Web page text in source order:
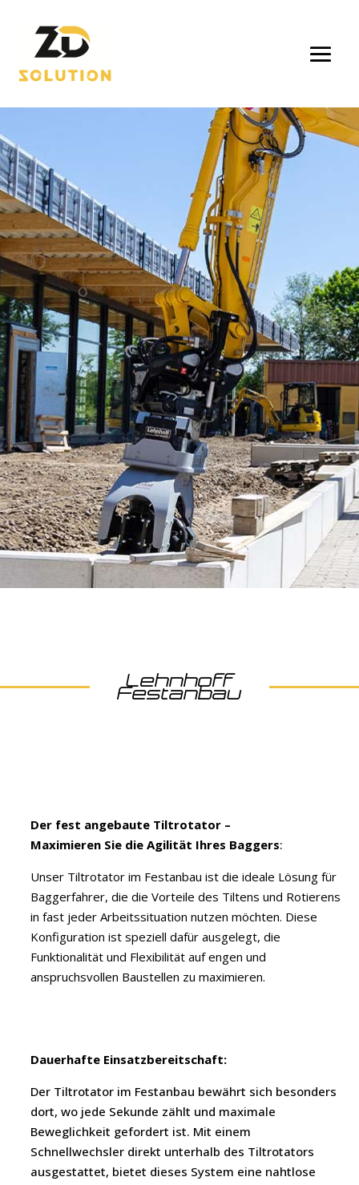
Lehnhoff
Festanbau
Der fest angebaute Tiltrotator –
Maximieren Sie die Agilität Ihres Baggers:
Unser Tiltrotator im Festanbau ist die ideale Lösung für
Baggerfahrer, die die Vorteile des Tiltens und Rotierens
in fast jeder Arbeitssituation nutzen möchten. Diese
Konfiguration ist speziell dafür ausgelegt, die
Funktionalität und Flexibilität auf engen und
anspruchsvollen Baustellen zu maximieren.
Dauerhafte Einsatzbereitschaft:
Der Tiltrotator im Festanbau bewährt sich besonders
dort, wo jede Sekunde zählt und maximale
Beweglichkeit gefordert ist. Mit einem
Schnellwechsler direkt unterhalb des Tiltrotators
ausgestattet, bietet dieses System eine nahtlose